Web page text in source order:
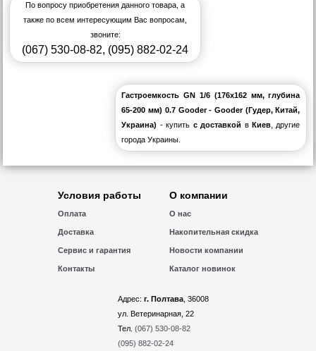
По вопросу приобретения данного товара, а
также по всем интересующим Вас вопросам,
звоните:
(067) 530-08-82, (095) 882-02-24
Гастроемкость GN 1/6 (176х162 мм, глубина
65-200 мм) 0.7 Gooder - Gooder (Гудер, Китай,
Украина) - купить с доставкой в Киев, другие
города Украины.
Условия работы
Оплата
Доставка
Сервис и гарантия
Контакты
О компании
О нас
Накопительная скидка
Новости компании
Каталог новинок
Адрес: г. Полтава, 36008
ул. Ветеринарная, 22
Тел. (067) 530-08-82
(095) 882-02-24